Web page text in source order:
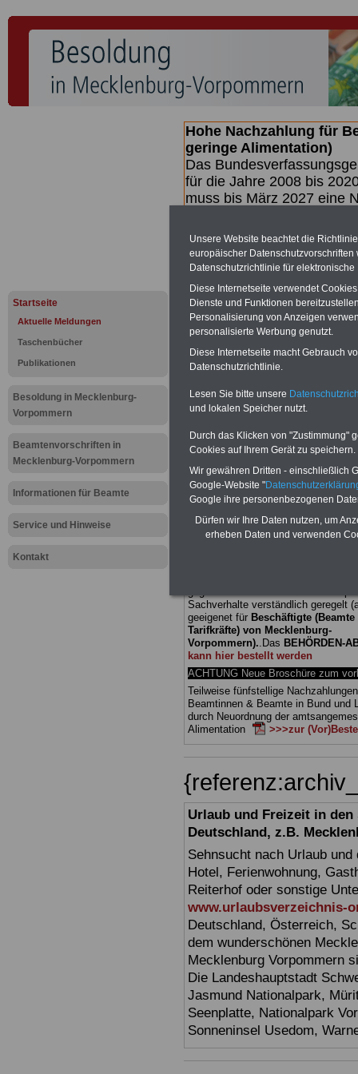
Startseite
Aktuelle Meldungen
Taschenbücher
Publikationen
Besoldung in Mecklenburg-
Vorpommern
Beamtenvorschriften in
Mecklenburg-Vorpommern
Informationen für Beamte
Service und Hinweise
Kontakt
Hohe Nachzahlung für
geringe Alimentation)
Das
für die Jahre 2008 bis
muss bis März 2027 eine
(Beamte &
geben (Medienberichten
mind.3.000 und 13.000
hierzu eine Broschüre
des Gesetzentwurfs der
(wahrscheinlich im
Broschüre.
Meldung
Kita-
BEHÖRDEN-ABO
mit drei
25,00 Euro: Wissenswertes für
Sachverhalte verständlich geregelt
geeigenet für Beschäftigte
Tarifkräfte) von Mecklenburg-
Vorpommern).. Das BEHÖRDEN-
kann hier bestellt werden
ACHTUNG Neue Broschüre zum
Teilweise fünfstellige
Beamtinnen & Beamte in Bund und
durch Neuordnung der
Alimentation
>>>zur
Urlaub und Freizeit in
Deutschland, z.B.
Sehnsucht nach Urlaub
Hotel, Ferienwohnung,
Reiterhof oder sonstige
www.urlaubsverzeichnis-
Deutschland, Österreich,
dem wunderschönen
Mecklenburg Vorpommern
Die Landeshauptstadt
Jasmund Nationalpark,
Seenplatte, Nationalpark
Sonneninsel Usedom,
Unsere Website beachtet die
europäischer
Datenschutzrichtlinie für
Diese Internetseite verwendet
Dienste und Funktionen
Personalisierung von Anzeigen
personalisierte Werbung genutzt.
Diese Internetseite macht Gebrauch
Datenschutzrichtlinie.
Lesen Sie bitte unsere
und lokalen Speicher nutzt.
Durch das Klicken von "Zustimmung"
Cookies auf Ihrem Gerät zu speichern.
Wir gewähren Dritten - einschließlich
Google-Website "
Google ihre personenbezogenen
Dürfen wir Ihre Daten nutzen, um
erheben Daten und verwenden